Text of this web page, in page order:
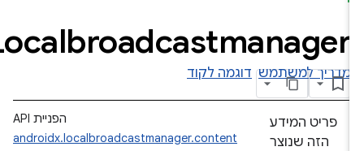
Localbroadcastmanager
מדריך למשתמש דוגמה לקוד
הפניית API
androidx.localbroadcastmanager.content
פריט המידע
הזה שנוצר